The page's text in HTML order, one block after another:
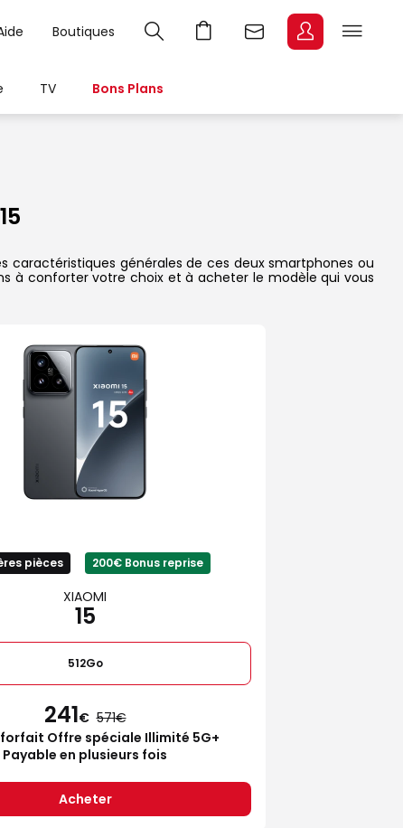
Boutiques
TV Bons Plans
caractéristiques générales de ces deux smartphones ou
à conforter votre choix et à acheter le modèle qui vous
pièces 200€ Bonus reprise
XIAOMI
15
512Go
241€ 571
Offre spéciale Illimité 5G+
Payable en plusieurs fois
Acheter